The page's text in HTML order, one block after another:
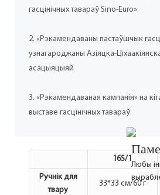
гасцінічных тавараў Sino-Euro»
2. «Рэкамендаваны пастаўшчык
узнагароджаны Азіяцка-
асацыяцыяй
3. «Рэкамендаваная кампанія» на
выставе гасцінічных тавараў
16S/1
Ручнік для
твару
33*33 см/60 г
Любы